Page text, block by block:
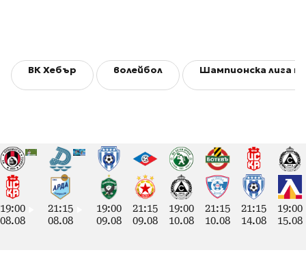
ВК Хебър волейбол Шампионска лига
19:00
08.08
21:15
08.08
19:00
09.08
21:15
09.08
19:00
10.08
21:15
10.08
21:15
14.08
19:00
15.08